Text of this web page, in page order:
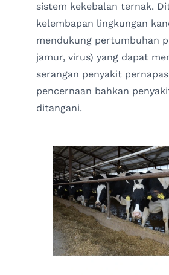
sistem kekebalan ternak.
kelembapan lingkungan
mendukung pertumbuhan
jamur, virus) yang dapat
serangan penyakit
pencernaan bahkan
ditangani.